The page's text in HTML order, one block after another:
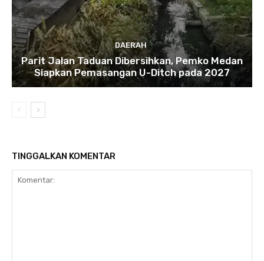
DAERAH
Parit Jalan Taduan Dibersihkan, Pemko Medan
Siapkan Pemasangan U-Ditch pada 2027
TINGGALKAN KOMENTAR